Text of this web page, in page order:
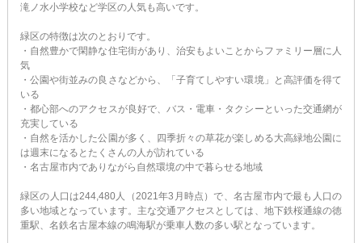
滝ノ水小学校など学区の人気も高いです。
緑区の特徴は次のとおりです。
・自然豊かで閑静な住宅街があり、治安もよいことからファミリー層に人
気
・公園や街並みの良さなどから、「子育てしやすい環境」と高評価を得て
いる
・都心部へのアクセスが良好で、バス・電車・タクシーといった交通網が
充実している
・自然を活かした公園が多く、四季折々の草花が楽しめる大高緑地公園に
は週末になるとたくさんの人が訪れている
・名古屋市内でありながら自然環境の中で暮らせる地域
緑区の人口は244,480人（2021年3月時点）で、名古屋市内で最も人口の
多い地域となっています。主な交通アクセスとしては、地下鉄桜通線の徳
重駅、名鉄名古屋本線の鳴海駅が乗車人数の多い駅となっています。